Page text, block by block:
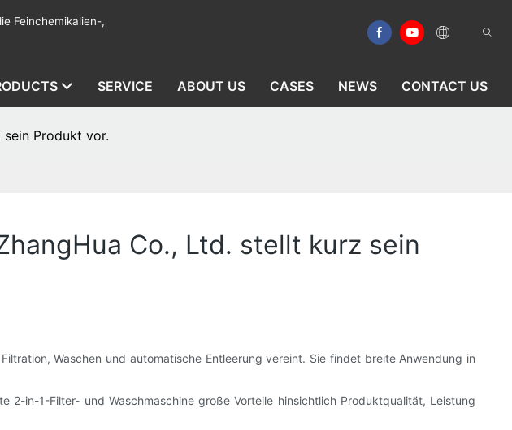
Feinchemikalien-,
SERVICE ABOUT US CASES NEWS CONTACT US
Produkt vor.
Co., Ltd. stellt kurz sein
Waschen und automatische Entleerung vereint. Sie findet breite Anwendung in
in-1-Filter- und Waschmaschine große Vorteile hinsichtlich Produktqualität, Leistung